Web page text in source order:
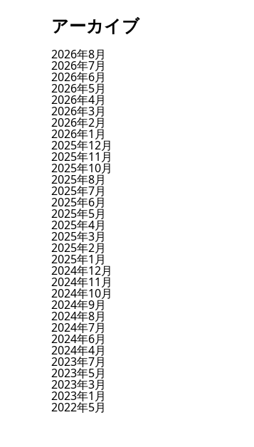
アーカイブ
2026年8月
2026年7月
2026年6月
2026年5月
2026年4月
2026年3月
2026年2月
2026年1月
2025年12月
2025年11月
2025年10月
2025年8月
2025年7月
2025年6月
2025年5月
2025年4月
2025年3月
2025年2月
2025年1月
2024年12月
2024年11月
2024年10月
2024年9月
2024年8月
2024年7月
2024年6月
2024年4月
2023年7月
2023年5月
2023年3月
2023年1月
2022年5月